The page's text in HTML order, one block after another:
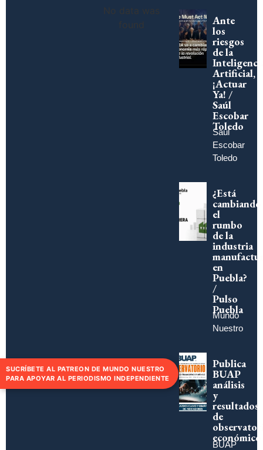
No data was
found
Ante
los
riesgos
de la
Artificial,
¡Actuar
Ya! /
Saúl
Escobar
Toledo
Saúl
Escobar
Toledo
¿Está
cambiando
el
rumbo
de la
industria
en
Puebla?
/
Pulso
Puebla
Mundo
Nuestro
Publica
BUAP
análisis
y
resultados
de
económico
BUAP
SUCRÍBETE AL PATREON DE MUNDO NUESTRO
PARA APOYAR AL PERIODISMO INDEPENDIENTE